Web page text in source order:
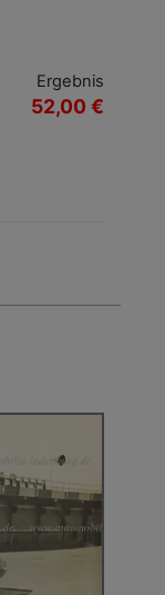
Ergebnis
52,00 €